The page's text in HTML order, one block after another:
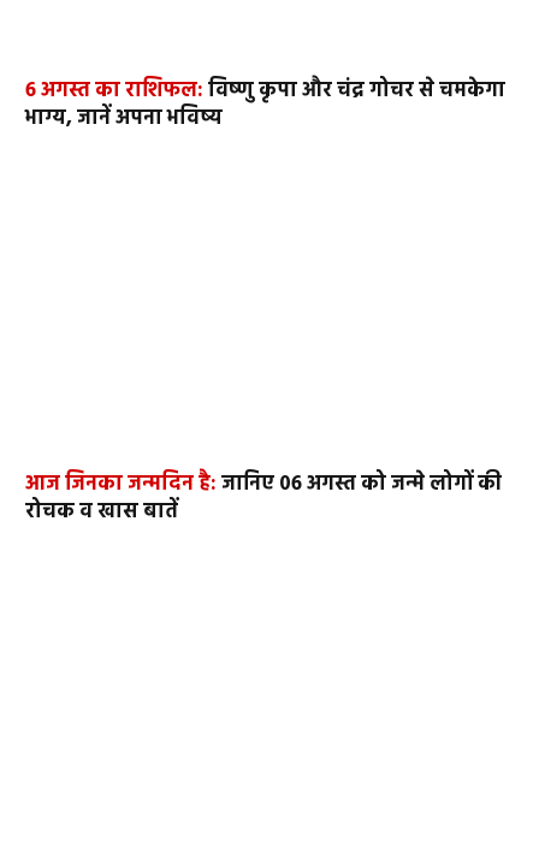
6 अगस्त का राशिफल:विष्णु कृपा और चंद्र गोचर से चमकेगा
भाग्य, जानें अपना भविष्य
आज जिनका जन्मदिन है:जानिए 06 अगस्त को जन्मे लोगों की
रोचक व खास बातें